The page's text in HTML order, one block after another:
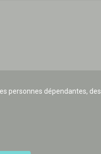
personnes dépendantes,